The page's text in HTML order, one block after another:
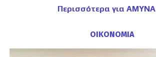
Περισσότερα για ΑΜΥΝΑ
ΟΙΚΟΝΟΜΙΑ